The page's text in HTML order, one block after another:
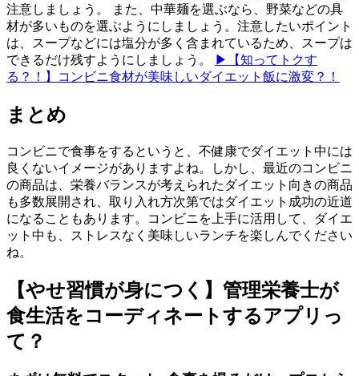
注意しましょう。 また、中華麺を選ぶなら、野菜などの具
材が多いものを選ぶようにしましょう。注意したいポイント
は、スープなどには塩分が多く含まれているため、スープは
できるだけ残すようにしましょう。
▶【知ってトクす
る？！】コンビニ食材が美味しいダイエット飯に激変？！
まとめ
コンビニで食事をするというと、不健康でダイエット中には
良くないイメージがありますよね。しかし、最近のコンビニ
の商品は、栄養バランスが考えられたダイエット向きの商品
も多数展開され、取り入れ方次第ではダイエット成功の近道
になることもあります。コンビニを上手に活用して、ダイエ
ット中も、ストレスなく美味しいランチを楽しんでください
ね。
【やせ習慣が身につく】管理栄養士が
食生活をコーディネートするアプリっ
て？